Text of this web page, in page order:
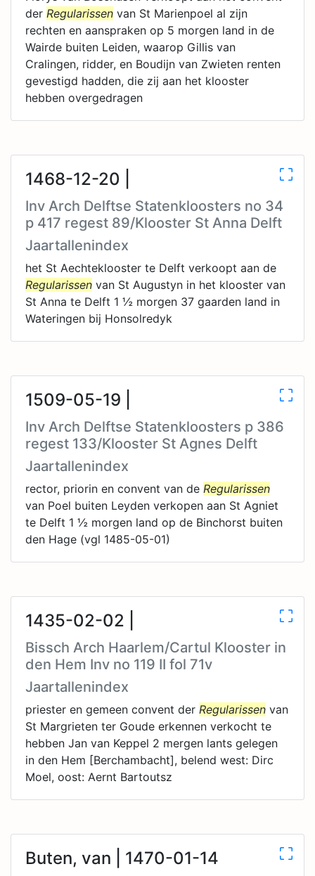
der Regularissen van St Marienpoel al zijn
rechten en aanspraken op 5 morgen land in de
Wairde buiten Leiden, waarop Gillis van
Cralingen, ridder, en Boudijn van Zwieten renten
gevestigd hadden, die zij aan het klooster
hebben overgedragen
1468-12-20 |
Inv Arch Delftse Statenkloosters no 34
p 417 regest 89/Klooster St Anna Delft
Jaartallenindex
het St Aechteklooster te Delft verkoopt aan de
Regularissen van St Augustyn in het klooster van
St Anna te Delft 1 ½ morgen 37 gaarden land in
Wateringen bij Honsolredyk
1509-05-19 |
Inv Arch Delftse Statenkloosters p 386
regest 133/Klooster St Agnes Delft
Jaartallenindex
rector, priorin en convent van de Regularissen
van Poel buiten Leyden verkopen aan St Agniet
te Delft 1 ½ morgen land op de Binchorst buiten
den Hage (vgl 1485-05-01)
1435-02-02 |
Bissch Arch Haarlem/Cartul Klooster in
den Hem Inv no 119 II fol 71v
Jaartallenindex
priester en gemeen convent der Regularissen van
St Margrieten ter Goude erkennen verkocht te
hebben Jan van Keppel 2 mergen lants gelegen
in den Hem [Berchambacht], belend west: Dirc
Moel, oost: Aernt Bartoutsz
Buten, van | 1470-01-14